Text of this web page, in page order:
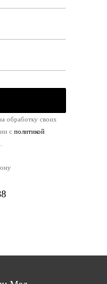
обработку своих
с политикой